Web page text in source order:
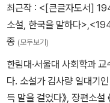
최근작 : <[큰글자도서]
소설, 한국을 말하다>
종 (모두보기)
한림대·서울대 사회학과
다. 소설가 김사량 일대기인
득 말을 걸었다》, 장편소설